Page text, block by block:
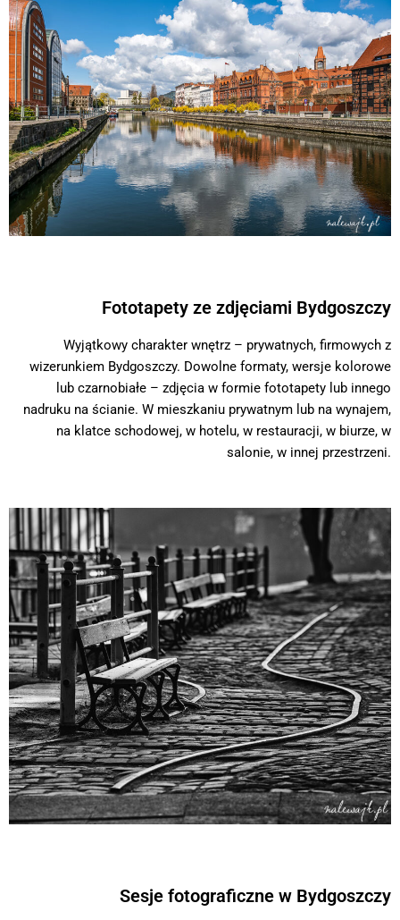
Fototapety ze zdjęciami Bydgoszczy
Wyjątkowy charakter wnętrz – prywatnych, firmowych z
wizerunkiem Bydgoszczy. Dowolne formaty, wersje kolorowe
lub czarnobiałe – zdjęcia w formie fototapety lub innego
nadruku na ścianie. W mieszkaniu prywatnym lub na wynajem,
na klatce schodowej, w hotelu, w restauracji, w biurze, w
salonie, w innej przestrzeni.
Sesje fotograficzne w Bydgoszczy